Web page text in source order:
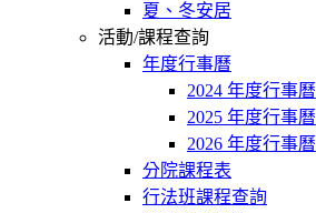
夏、冬安居
活動/課程查詢
年度行事曆
2024 年度行事曆
2025 年度行事曆
2026 年度行事曆
分院課程表
行法班課程查詢